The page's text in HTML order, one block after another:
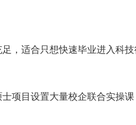
，适合只想快速毕业进入科
项目设置大量校企联合实操课